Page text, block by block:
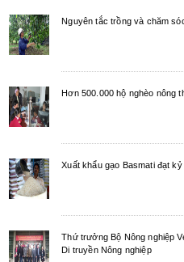
Nguyên tắc trồng và chăm
Hơn 500.000 hộ nghèo nông
Xuất khẩu gạo Basmati đạt kỷ
Thứ trưởng Bộ Nông nghiệp
Di truyền Nông nghiệp